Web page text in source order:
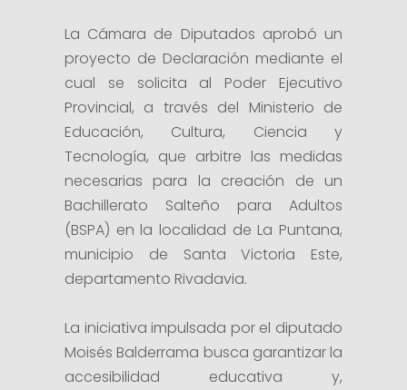
La Cámara de Diputados aprobó un
proyecto de Declaración mediante el
cual se solicita al Poder Ejecutivo
Provincial, a través del Ministerio de
Educación, Cultura, Ciencia y
Tecnología, que arbitre las medidas
necesarias para la creación de un
Bachillerato Salteño para Adultos
(BSPA) en la localidad de La Puntana,
municipio de Santa Victoria Este,
departamento Rivadavia.
La iniciativa impulsada por el diputado
Moisés Balderrama busca garantizar la
accesibilidad educativa y,